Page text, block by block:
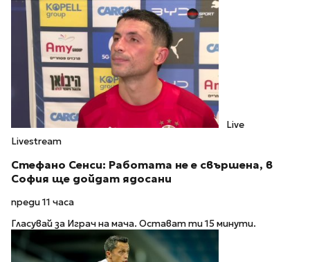
Live
Livestream
Стефано Сенси: Работата не е свършена, в
София ще дойдат ядосани
преди 11 часа
Гласувай за Играч на мача. Остават ти 15 минути.